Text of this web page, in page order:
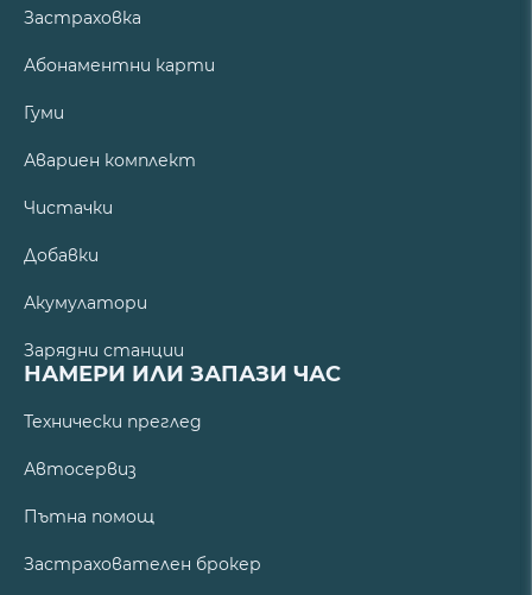
Застраховка
Абонаментни карти
Гуми
Авариен комплект
Чистачки
Добавки
Акумулатори
Зарядни станции
НАМЕРИ ИЛИ ЗАПАЗИ ЧАС
Технически преглед
Автосервиз
Пътна помощ
Застрахователен брокер